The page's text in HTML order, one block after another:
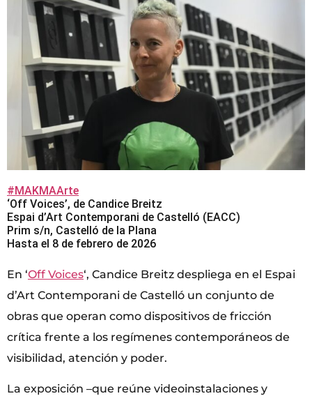
#MAKMAArte
‘Off Voices’, de Candice Breitz
Espai d’Art Contemporani de Castelló (EACC)
Prim s/n, Castelló de la Plana
Hasta el 8 de febrero de 2026
En ‘Off Voices‘, Candice Breitz despliega en el Espai
d’Art Contemporani de Castelló un conjunto de
obras que operan como dispositivos de fricción
crítica frente a los regímenes contemporáneos de
visibilidad, atención y poder.
La exposición –que reúne videoinstalaciones y